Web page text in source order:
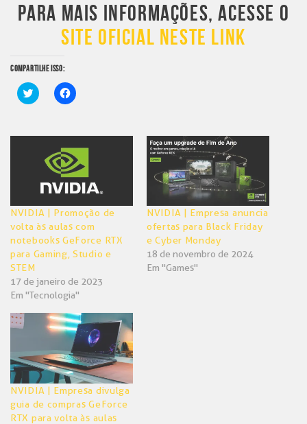
PARA MAIS INFORMAÇÕES, ACESSE O
SITE OFICIAL NESTE LINK
COMPARTILHE ISSO:
Clique
para
em
janela)
Clique
para
em
nova
janela)
NVIDIA | Promoção de
volta às aulas com
notebooks GeForce RTX
para Gaming, Studio e
STEM
17 de janeiro de 2023
Em "Tecnologia"
NVIDIA | Empresa anuncia
ofertas para Black Friday
e Cyber Monday
18 de novembro de 2024
Em "Games"
NVIDIA | Empresa divulga
guia de compras GeForce
RTX para volta às aulas